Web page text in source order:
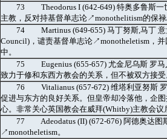
73 Theodorus I (642-649) 特奥多鲁斯一
主教，反对持基督单志论↗monothelitism的保
74 Martinus (649-655) 马丁努斯,马丁 意
Council)，谴责基督单志论↗monotheletism，
中。
75 Eugenius (655-657) 尤金尼乌斯 罗马
致力于修和东西方教会的关系，但不被双方接
76 Vitalianus (657-672) 维塔利亚努斯 罗
促进与东方的良好关系。但皇帝却冷落他，企
心。非常关心英国教会在威拜(Whitby)主教会议
77 Adeodatus (II) (672-676) 阿德奥达图
↗monotheletism。